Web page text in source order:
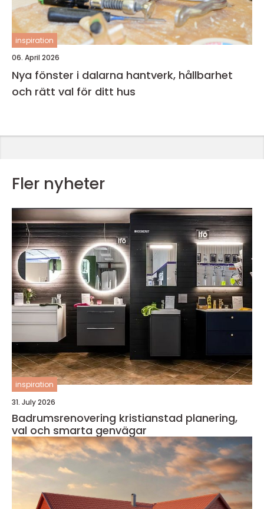
inspiration
06. April 2026
Nya fönster i dalarna hantverk, hållbarhet
och rätt val för ditt hus
Fler nyheter
inspiration
31. July 2026
Badrumsrenovering kristianstad planering,
val och smarta genvägar